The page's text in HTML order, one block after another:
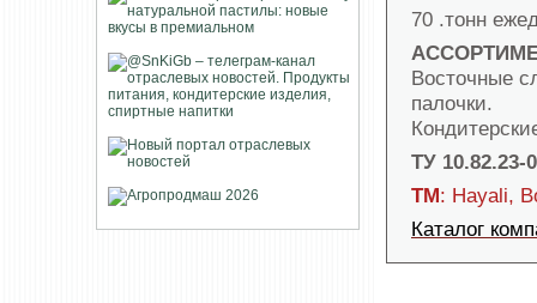
70 .тонн
Восточные
палочки.
ТУ 10.82.23-
ТМ: Hayali,
Каталог